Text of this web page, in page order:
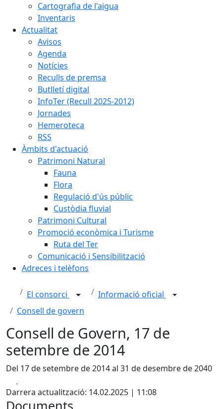
Cartografia de l'aigua
Inventaris
Actualitat
Avisos
Agenda
Notícies
Reculls de premsa
Butlletí digital
InfoTer (Recull 2025-2012)
Jornades
Hemeroteca
RSS
Àmbits d'actuació
Patrimoni Natural
Fauna
Flora
Regulació d'ús públic
Custòdia fluvial
Patrimoni Cultural
Promoció econòmica i Turisme
Ruta del Ter
Comunicació i Sensibilització
Adreces i telèfons
El consorci
Informació oficial
Consell de govern
Consell de Govern, 17 de
setembre de 2014
Del 17 de setembre de 2014 al 31 de desembre de 2040
Darrera actualització: 14.02.2025 | 11:08
Documents